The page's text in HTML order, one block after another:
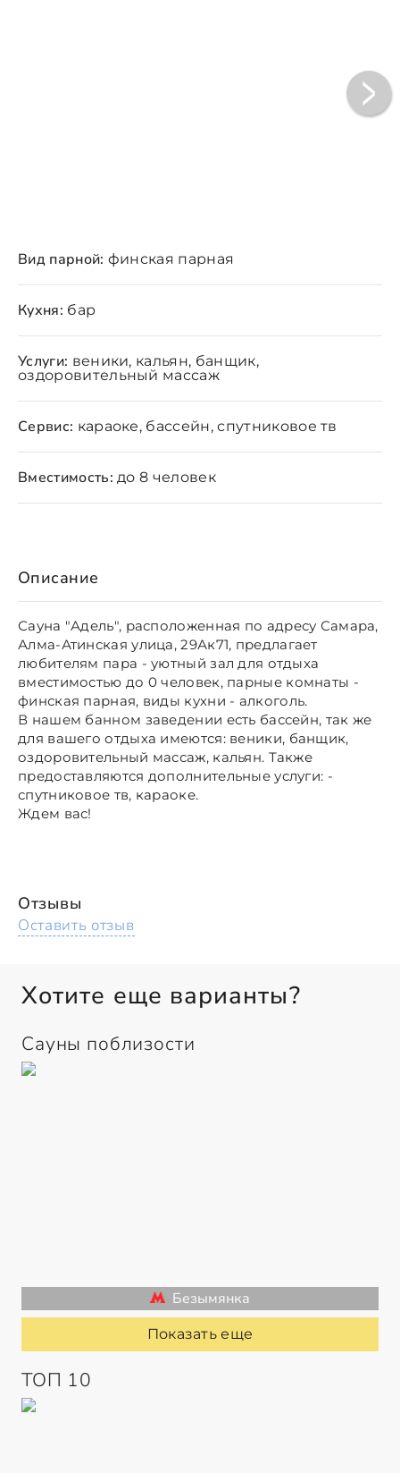
Описание
Сауна "Адель", расположенная по адресу Самара,
Алма-Атинская улица, 29Ак71, предлагает
любителям пара - уютный зал для отдыха
вместимостью до 0 человек, парные комнаты -
финская парная, виды кухни - алкоголь.
В нашем банном заведении есть бассейн, так же
для вашего отдыха имеются: веники, банщик,
оздоровительный массаж, кальян. Также
предоставляются дополнительные услуги: -
спутниковое тв, караоке.
Ждем вас!
Вид парной: финская парная
Кухня: бар
Услуги: веники, кальян, банщик,
оздоровительный массаж
Сервис: караоке, бассейн, спутниковое тв
Вместимость: до 8 человек
Отзывы
Оставить отзыв
Хотите еще варианты?
Сауны поблизости
Безымянка
Показать еще
ТОП 10